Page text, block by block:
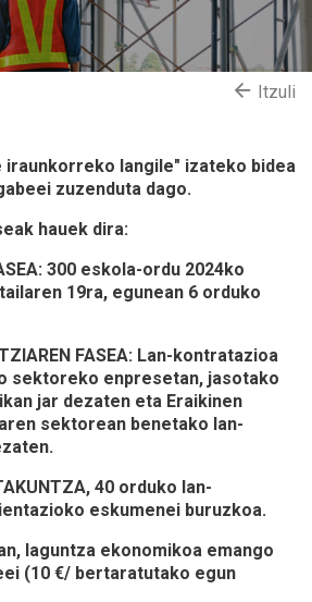
Itzuli
iraunkorreko langile" izateko bidea
zuzenduta dago.
hauek dira:
300 eskola-ordu 2024ko
19ra, egunean 6 orduko
FASEA: Lan-kontratazioa
sektoreko enpresetan, jasotako
jar dezaten eta Eraikinen
sektorean benetako lan-
40 orduko lan-
eskumenei buruzkoa.
laguntza ekonomikoa emango
(10 €/ bertaratutako egun